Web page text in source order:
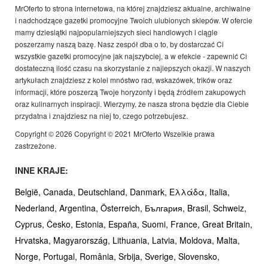
MrOferto to strona internetowa, na której znajdziesz aktualne, archiwalne
i nadchodzące gazetki promocyjne Twoich ulubionych sklepów. W ofercie
mamy dziesiątki najpopularniejszych sieci handlowych i ciągle
poszerzamy naszą bazę. Nasz zespół dba o to, by dostarczać Ci
wszystkie gazetki promocyjne jak najszybciej, a w efekcie - zapewnić Ci
dostateczną ilość czasu na skorzystanie z najlepszych okazji. W naszych
artykułach znajdziesz z kolei mnóstwo rad, wskazówek, trików oraz
informacji, które poszerzą Twoje horyzonty i będą źródłem zakupowych
oraz kulinarnych inspiracji. Wierzymy, że nasza strona będzie dla Ciebie
przydatna i znajdziesz na niej to, czego potrzebujesz.
Copyright © 2026 Copyright © 2021 MrOferto Wszelkie prawa
zastrzeżone.
INNE KRAJE:
België, Canada, Deutschland, Danmark, Ελλάδα, Italia,
Nederland, Argentina, Österreich, България, Brasil, Schweiz,
Cyprus, Česko, Estonia, España, Suomi, France, Great Britain,
Hrvatska, Magyarország, Lithuania, Latvia, Moldova, Malta,
Norge, Portugal, România, Srbija, Sverige, Slovensko,